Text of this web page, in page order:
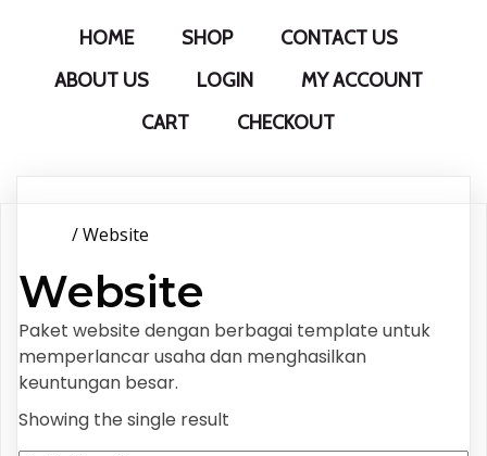
HOME SHOP
CONTACT US
ABOUT US
LOGIN
MY ACCOUNT
CART
CHECKOUT
/ Website
Website
Paket website dengan berbagai template untuk
memperlancar usaha dan menghasilkan
keuntungan besar.
Showing the single result